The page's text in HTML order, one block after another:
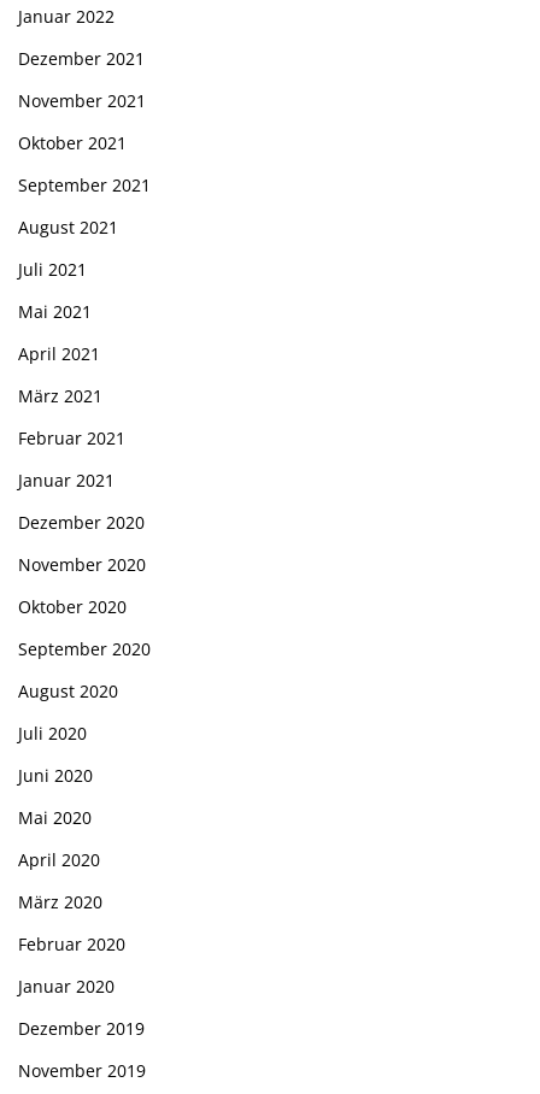
Januar 2022
Dezember 2021
November 2021
Oktober 2021
September 2021
August 2021
Juli 2021
Mai 2021
April 2021
März 2021
Februar 2021
Januar 2021
Dezember 2020
November 2020
Oktober 2020
September 2020
August 2020
Juli 2020
Juni 2020
Mai 2020
April 2020
März 2020
Februar 2020
Januar 2020
Dezember 2019
November 2019